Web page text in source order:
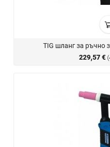
TIG шланг за ръчно
229,57 €